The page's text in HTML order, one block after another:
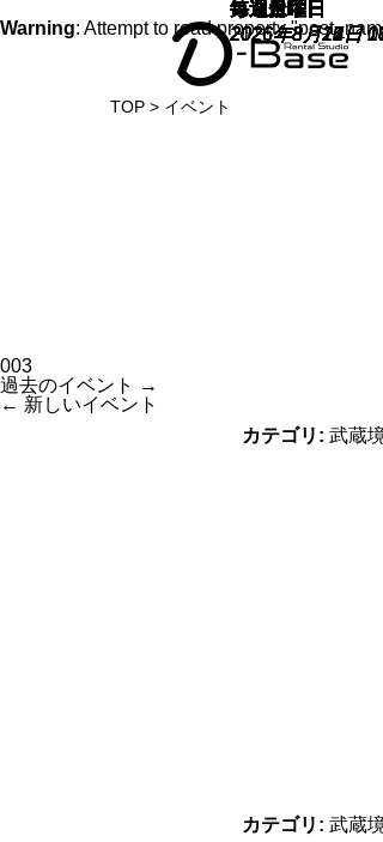
Warning: Attempt to read property
TOP > イベント
003
過去のイベント
→
← 新しいイベント
毎週土曜日
2026年8月15日
カテゴリ: 武蔵
毎週日曜日
2026年8月16日
カテゴリ: 武蔵
毎週月曜日
2026年8月17日
毎週月曜日
2026年8月17日
第３水曜日
2026年8月19日
毎週金曜日
2026年8月21日
毎週土曜日
2026年8月22日
毎週土曜日
2026年8月22日
毎週日曜日
2026年8月23日
毎週月曜日
2026年8月24日